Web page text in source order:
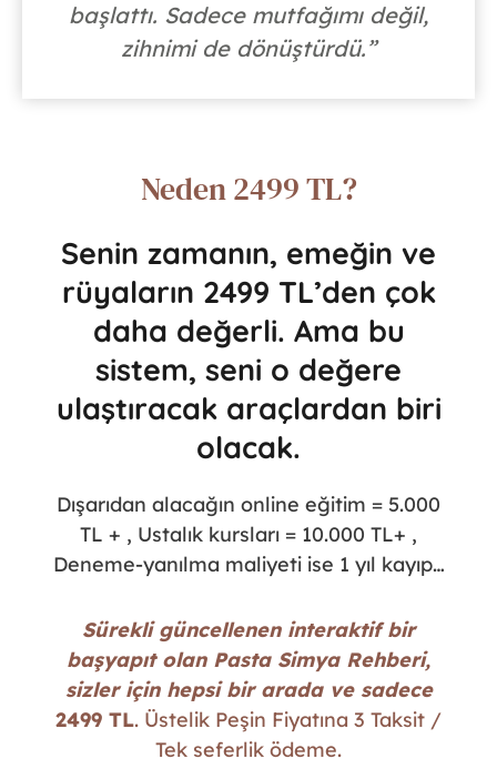
başlattı. Sadece mutfağımı değil,
zihnimi de dönüştürdü.”
Neden 2499 TL?
Senin zamanın, emeğin ve
rüyaların 2499 TL’den çok
daha değerli. Ama bu
sistem, seni o değere
ulaştıracak araçlardan biri
olacak.
Dışarıdan alacağın online eğitim = 5.000
TL + , Ustalık kursları = 10.000 TL+ ,
Deneme-yanılma maliyeti ise 1 yıl kayıp…
Sürekli güncellenen interaktif bir
başyapıt olan Pasta Simya Rehberi,
sizler için hepsi bir arada ve sadece
2499 TL. Üstelik Peşin Fiyatına 3 Taksit /
Tek seferlik ödeme.